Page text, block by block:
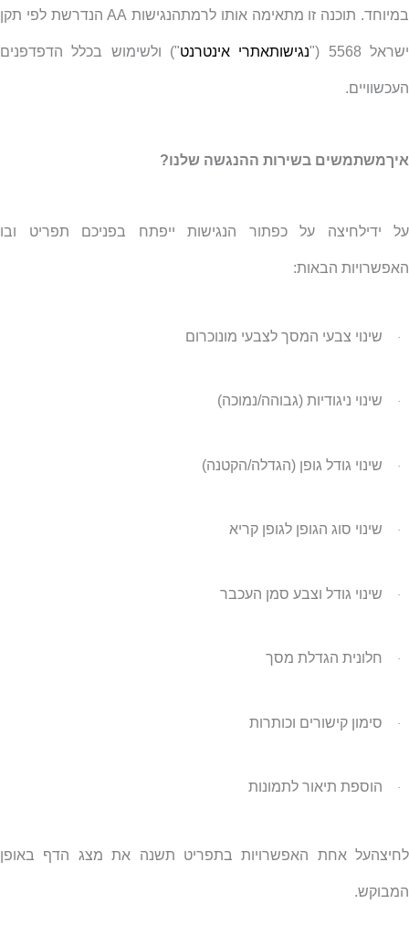
במיוחד. תוכנה זו מתאימה אותו לרמתהנגישות AAהנדרשת לפי תקן
ישראל 5568 (" נגישותאתרי אינטרנט") ולשימוש בכלל הדפדפנים
העכשוויים.
איךמשתמשים בשירות ההנגשה שלנו?
על ידילחיצה על כפתור הנגישות ייפתח בפניכם תפריט ובו
האפשרויות הבאות:
· שינוי צבעי המסך לצבעי מונוכרום
· שינוי ניגודיות (גבוהה/נמוכה)
· שינוי גודל גופן (הגדלה/הקטנה)
· שינוי סוג הגופן לגופן קריא
· שינוי גודל וצבע סמן העכבר
· חלונית הגדלת מסך
· סימון קישורים וכותרות
· הוספת תיאור לתמונות
לחיצהעל אחת האפשרויות בתפריט תשנה את מצג הדף באופן
המבוקש.